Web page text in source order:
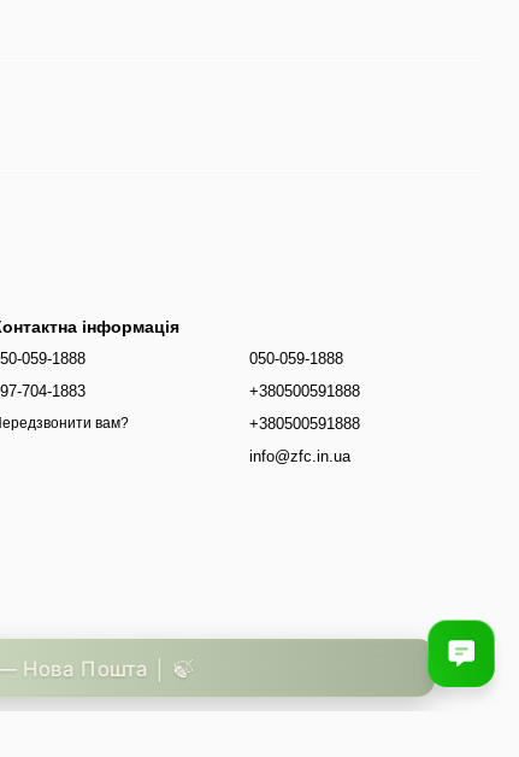
інформація
059-1888
704-1883
вам?
050-059-1888
+380500591888
+380500591888
info@zfc.in.ua